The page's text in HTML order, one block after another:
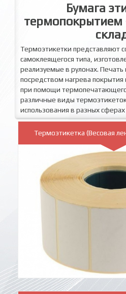
Бумага
термопокрытием
Термоэтикетки представляют
самоклеящегося типа,
реализуемые в рулонах. Печать
посредством нагрева покрытия
при помощи
различные виды
использования в разных
Термоэтикетка (Весовая